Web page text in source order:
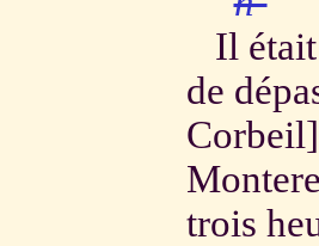
Il était
de
trois